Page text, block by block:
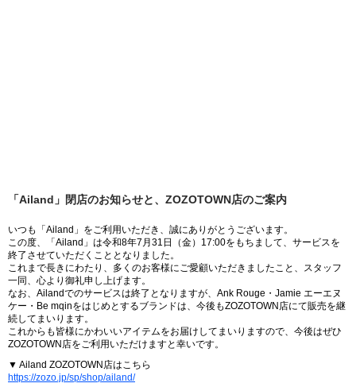
「Ailand」閉店のお知らせと、ZOZOTOWN店のご案内
いつも「Ailand」をご利用いただき、誠にありがとうございます。
この度、「Ailand」は令和8年7月31日（金）17:00をもちまして、サービスを
終了させていただくこととなりました。
これまで長きにわたり、多くのお客様にご愛顧いただきましたこと、スタッフ
一同、心より御礼申し上げます。
なお、Ailandでのサービスは終了となりますが、Ank Rouge・Jamie エーエヌ
ケー・Be mqinをはじめとするブランドは、今後もZOZOTOWN店にて販売を継
続してまいります。
これからも皆様にかわいいアイテムをお届けしてまいりますので、今後はぜひ
ZOZOTOWN店をご利用いただけますと幸いです。
▼ Ailand ZOZOTOWN店はこちら
https://zozo.jp/sp/shop/ailand/